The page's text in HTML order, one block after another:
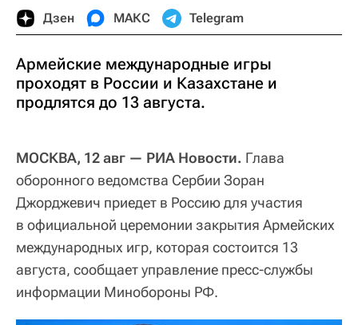
Дзен МАКС Telegram
Армейские международные игры
проходят в России и Казахстане и
продлятся до 13 августа.
МОСКВА, 12 авг — РИА Новости. Глава
оборонного ведомства Сербии Зоран
Джорджевич приедет в Россию для участия
в официальной церемонии закрытия Армейских
международных игр, которая состоится 13
августа, сообщает управление пресс-службы
информации Минобороны РФ.